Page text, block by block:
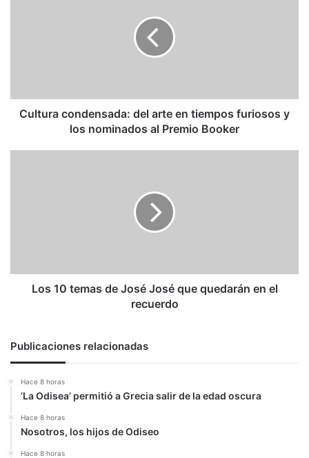
los
nominados
Cultura condensada: del arte en tiempos furiosos y
los nominados al Premio Booker
en
Los 10 temas de José José que quedarán en el
recuerdo
Publicaciones relacionadas
Hace 8 horas
‘La Odisea’ permitió a Grecia salir de la edad oscura
Hace 8 horas
Nosotros, los hijos de Odiseo
Hace 8 horas